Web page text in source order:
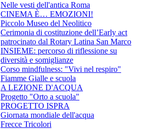
Nelle vesti dell'antica Roma
CINEMA È… EMOZIONI!
Piccolo Museo del Neolitico
Cerimonia di costituzione dell’Early act
patrocinato dal Rotary Latina San Marco
INSIEME: percorso di riflessione su
diversità e somiglianze
Corso mindfulness: "Vivi nel respiro"
Fiamme Gialle e scuola
A LEZIONE D'ACQUA
Progetto "Orto a scuola"
PROGETTO ISPRA
Giornata mondiale dell'acqua
Frecce Tricolori